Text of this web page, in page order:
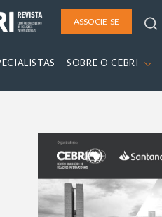
ASSOCIE-SE
SOBRE O CEBRI